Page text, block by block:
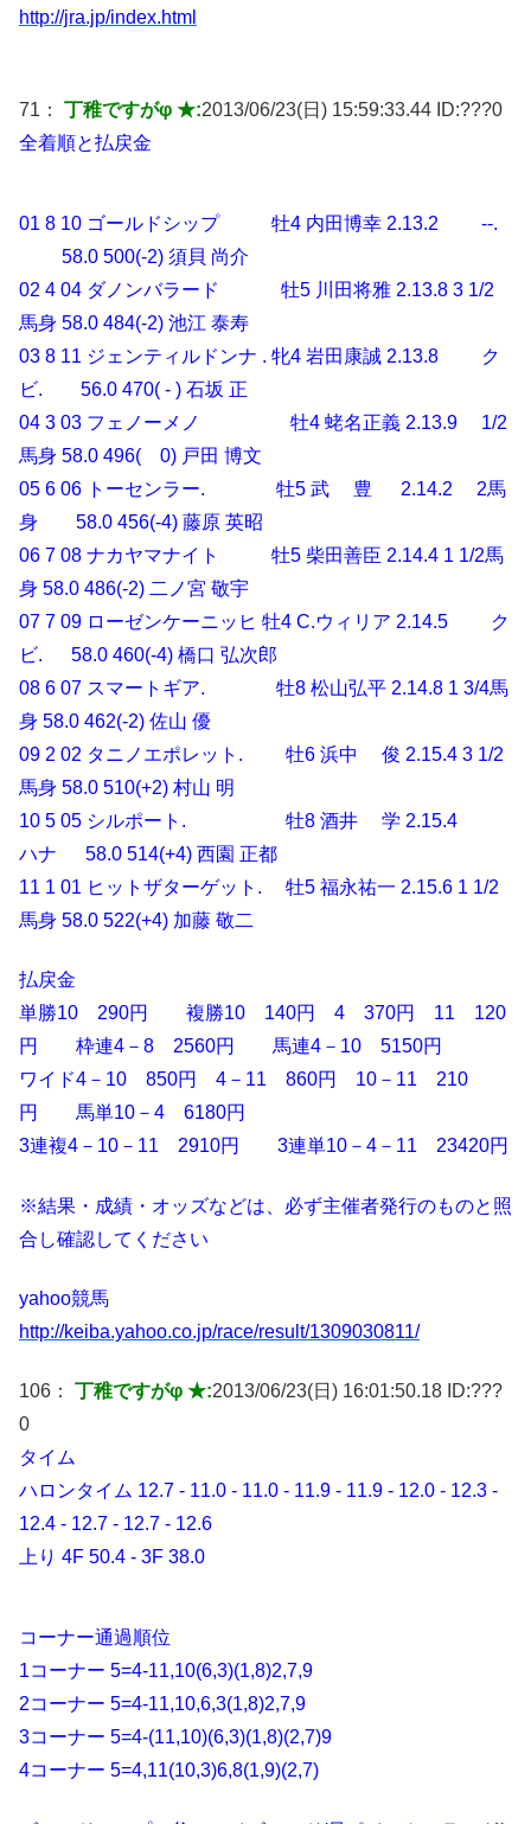
http://jra.jp/index.html
71： 丁稚ですがφ ★:2013/06/23(日) 15:59:33.44 ID:???0
全着順と払戻金
01 8 10 ゴールドシップ 牡4 内田博幸 2.13.2 --.
58.0 500(-2) 須貝 尚介
02 4 04 ダノンバラード 牡5 川田将雅 2.13.8 3 1/2
馬身 58.0 484(-2) 池江 泰寿
03 8 11 ジェンティルドンナ . 牝4 岩田康誠 2.13.8 ク
ビ. 56.0 470( - ) 石坂 正
04 3 03 フェノーメノ 牡4 蛯名正義 2.13.9 1/2
馬身 58.0 496( 0) 戸田 博文
05 6 06 トーセンラー. 牡5 武 豊 2.14.2 2馬
身 58.0 456(-4) 藤原 英昭
06 7 08 ナカヤマナイト 牡5 柴田善臣 2.14.4 1 1/2馬
身 58.0 486(-2) 二ノ宮 敬宇
07 7 09 ローゼンケーニッヒ 牡4 C.ウィリア 2.14.5 ク
ビ. 58.0 460(-4) 橋口 弘次郎
08 6 07 スマートギア. 牡8 松山弘平 2.14.8 1 3/4馬
身 58.0 462(-2) 佐山 優
09 2 02 タニノエポレット. 牡6 浜中 俊 2.15.4 3 1/2
馬身 58.0 510(+2) 村山 明
10 5 05 シルポート. 牡8 酒井 学 2.15.4
ハナ 58.0 514(+4) 西園 正都
11 1 01 ヒットザターゲット. 牡5 福永祐一 2.15.6 1 1/2
馬身 58.0 522(+4) 加藤 敬二
払戻金
単勝10 290円 複勝10 140円 4 370円 11 120
円 枠連4－8 2560円 馬連4－10 5150円
ワイド4－10 850円 4－11 860円 10－11 210
円 馬単10－4 6180円
3連複4－10－11 2910円 3連単10－4－11 23420円
※結果・成績・オッズなどは、必ず主催者発行のものと照
合し確認してください
yahoo競馬
http://keiba.yahoo.co.jp/race/result/1309030811/
106： 丁稚ですがφ ★:2013/06/23(日) 16:01:50.18 ID:???
0
タイム
ハロンタイム 12.7 - 11.0 - 11.0 - 11.9 - 11.9 - 12.0 - 12.3 -
12.4 - 12.7 - 12.7 - 12.6
上り 4F 50.4 - 3F 38.0
コーナー通過順位
1コーナー 5=4-11,10(6,3)(1,8)2,7,9
2コーナー 5=4-11,10,6,3(1,8)2,7,9
3コーナー 5=4-(11,10)(6,3)(1,8)(2,7)9
4コーナー 5=4,11(10,3)6,8(1,9)(2,7)